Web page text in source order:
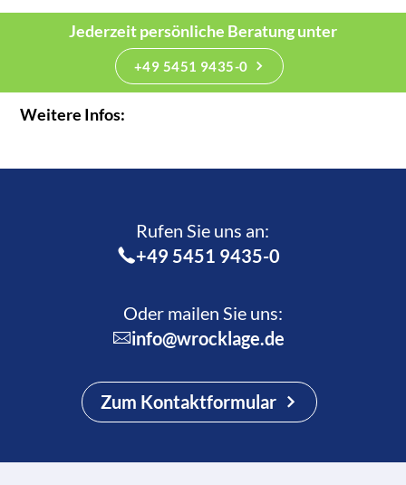
Jederzeit persönliche Beratung unter
+49 5451 9435-0
Weitere Infos:
Rufen Sie uns an:­
+49 5451 9435-0
Oder mailen Sie uns:
info@wrocklage.de
Zum Kontaktformular